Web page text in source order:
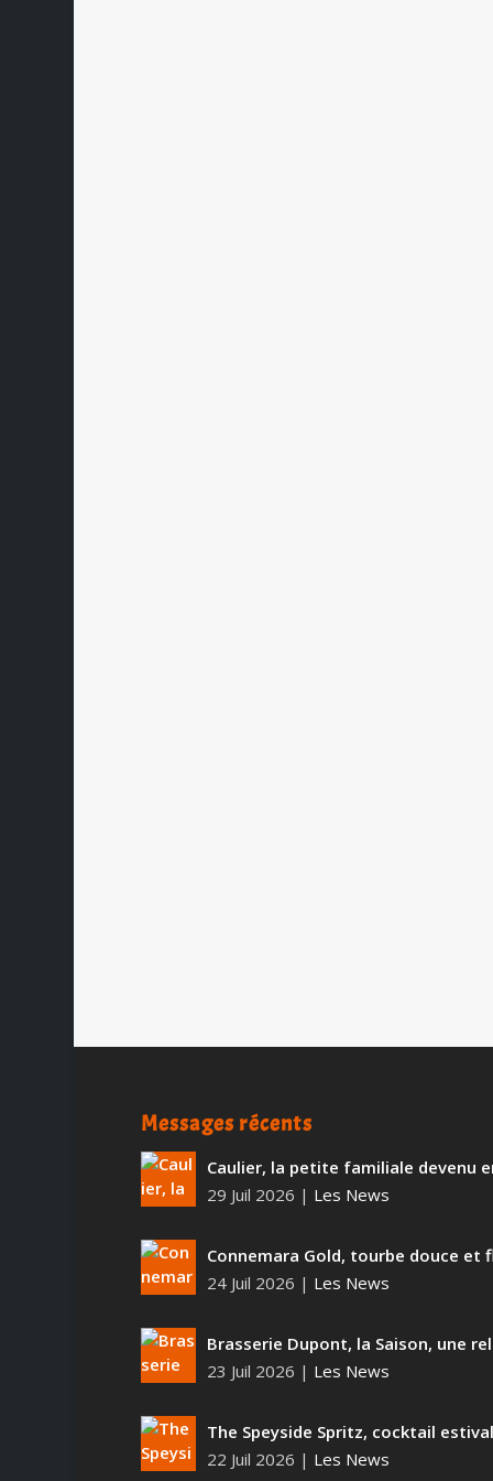
Messages récents
Caulier, la petite familiale devenu
29 Juil 2026 | Les News
Connemara Gold, tourbe douce et
24 Juil 2026 | Les News
Brasserie Dupont, la Saison, une
23 Juil 2026 | Les News
The Speyside Spritz, cocktail
22 Juil 2026 | Les News